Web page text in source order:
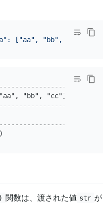
["aa", "bb", "cc"],
["aa", "bb", "cc"],
関数は、渡された値 str が